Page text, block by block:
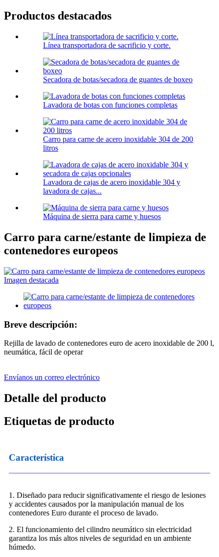
Productos destacados
Línea transportadora de sacrificio y corte.
Secadora de botas/secadora de guantes de boxeo
Lavadora de botas con funciones completas
Carro para carne de acero inoxidable 304 de 200
litros
Lavadora de cajas de acero inoxidable 304 y
lavadora de cajas...
Máquina de sierra para carne y huesos
Carro para carne/estante de limpieza de
contenedores europeos
Breve descripción:
Rejilla de lavado de contenedores euro de acero inoxidable de 200 l,
neumática, fácil de operar
Envíanos un correo electrónico
Detalle del producto
Etiquetas de producto
Característica
1. Diseñado para reducir significativamente el riesgo de lesiones
y accidentes causados ​​por la manipulación manual de los
contenedores Euro durante el proceso de lavado.
2. El funcionamiento del cilindro neumático sin electricidad
garantiza los más altos niveles de seguridad en un ambiente
húmedo.